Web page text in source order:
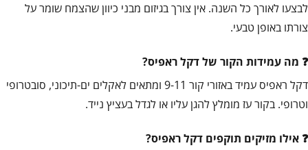
לבצעו לאורך כל השנה. אין צורך בגיזום מבני כיוון שהצמח שומר על
צורתו באופן טבעי.
מה עמידות הקור של דקל ראפיס?
דקל ראפיס עמיד באזורי קור 9-11 ומתאים לאקלים ים-תיכוני, סובטרופי
וטרופי. בקור עז מומלץ להגן עליו או לגדל בעציץ נייד.
אילו מזיקים תוקפים דקל ראפיס?